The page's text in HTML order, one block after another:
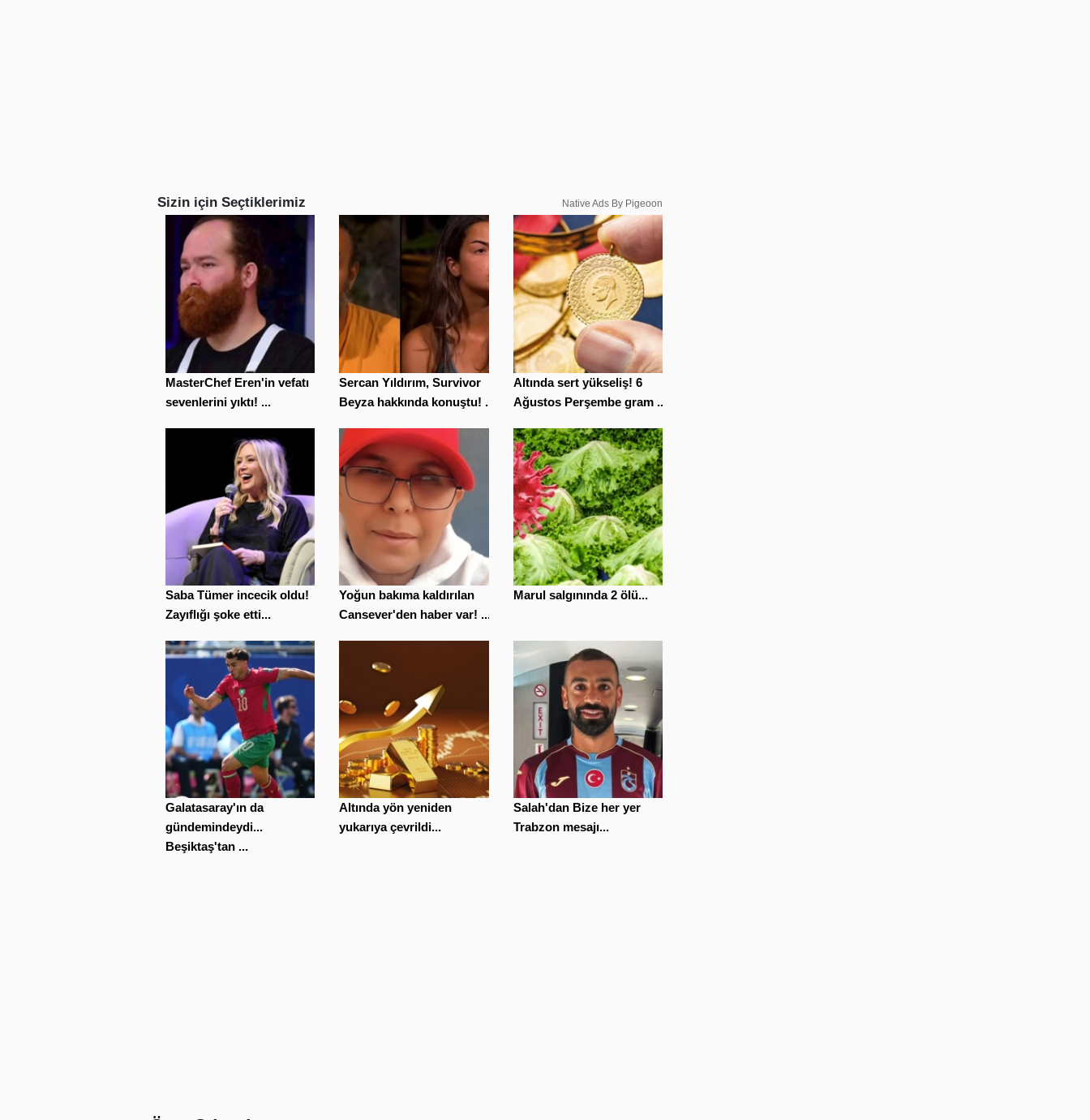
Sizin için Seçtiklerimiz Native Ads By Pigeoon
MasterChef Eren'in vefatı
sevenlerini yıktı! ...
Sercan Yıldırım, Survivor
Beyza hakkında konuştu! ...
Altında sert yükseliş! 6
Ağustos Perşembe gram ...
Saba Tümer incecik oldu!
Zayıflığı şoke etti...
Yoğun bakıma kaldırılan
Cansever'den haber var! ...
Marul salgınında 2 ölü...
Galatasaray'ın da
gündemindeydi...
Beşiktaş'tan ...
Altında yön yeniden
yukarıya çevrildi...
Salah'dan Bize her yer
Trabzon mesajı...